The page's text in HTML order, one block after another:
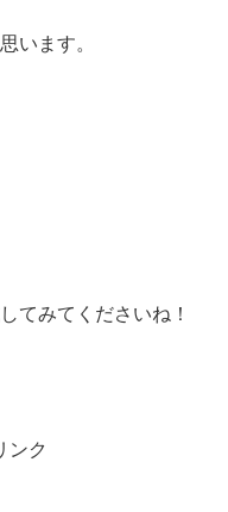
います。
てみてくださいね！
ンク